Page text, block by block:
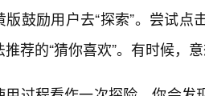
版鼓励用户去“探索”。尝试
推荐的“猜你喜欢”。有时候，